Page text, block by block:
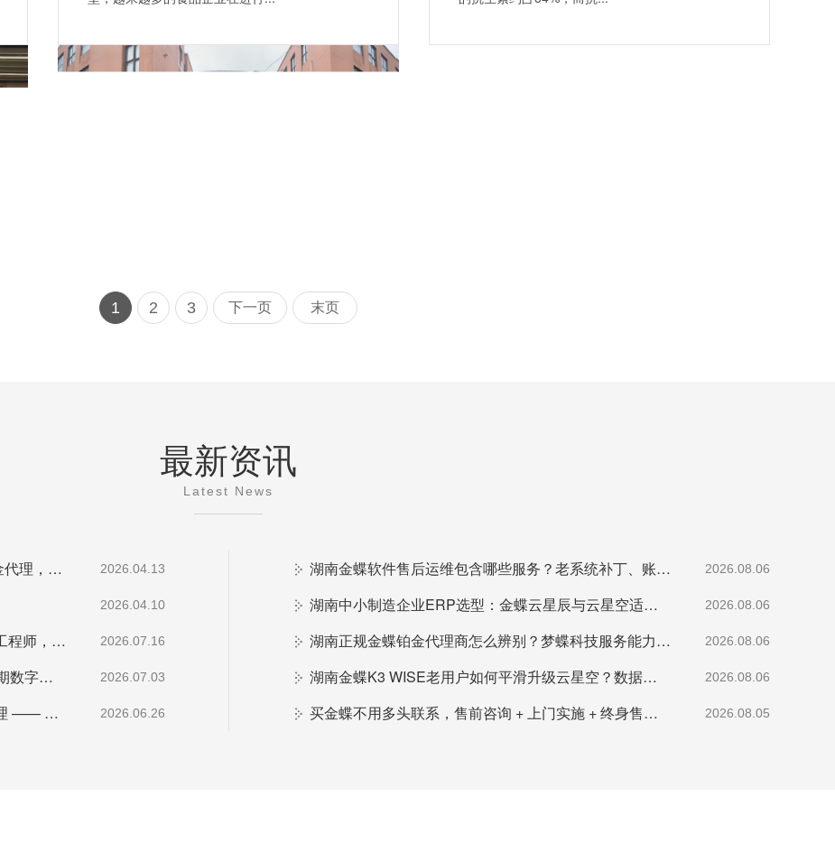
1 2 3 下一页 末页
最新资讯
Latest News
权威加冕！梦蝶科技荣膺 2026 金蝶最高级铂金代理，湖南企业数字化首选官方核心伙伴 2026.04.13
2026.04.10
湖南金蝶上门演示预约繁琐？找梦蝶科技销售工程师，一站式统筹行程与现场讲解 2026.07.16
长沙金蝶本地化服务｜湖南梦蝶19年全生命周期数字化落地保障 2026.07.03
湖南金蝶软件总代理是哪家？官方认证铂金代理 —— 湖南梦蝶科技 2026.06.26
湖南金蝶软件售后运维包含哪些服务？老系统补丁、账套修复说明 2026.08.06
湖南中小制造企业ERP选型：金蝶云星辰与云星空适配场景 2026.08.06
湖南正规金蝶铂金代理商怎么辨别？梦蝶科技服务能力介绍 2026.08.06
湖南金蝶K3 WISE老用户如何平滑升级云星空？数据迁移注意事项 2026.08.06
买金蝶不用多头联系，售前咨询 + 上门实施 + 终身售后统一专线 2026.08.05